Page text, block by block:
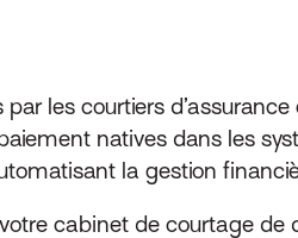
les courtiers
natives dans les
la gestion
cabinet de courtage